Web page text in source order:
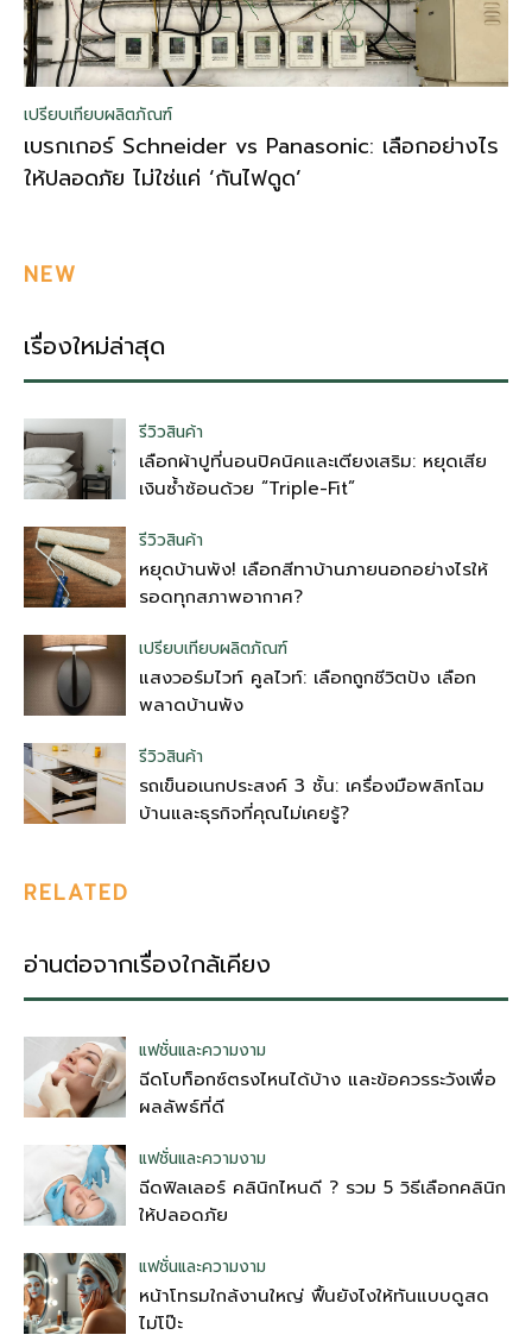
เปรียบเทียบผลิตภัณฑ์
เบรกเกอร์ Schneider vs Panasonic: เลือกอย่างไร
ให้ปลอดภัย ไม่ใช่แค่ ‘กันไฟดูด’
NEW
เรื่องใหม่ล่าสุด
รีวิวสินค้า
เลือกผ้าปูที่นอนปิคนิคและเตียงเสริม: หยุดเสีย
เงินซ้ำซ้อนด้วย “Triple-Fit”
รีวิวสินค้า
หยุดบ้านพัง! เลือกสีทาบ้านภายนอกอย่างไรให้
รอดทุกสภาพอากาศ?
เปรียบเทียบผลิตภัณฑ์
แสงวอร์มไวท์ คูลไวท์: เลือกถูกชีวิตปัง เลือก
พลาดบ้านพัง
รีวิวสินค้า
รถเข็นอเนกประสงค์ 3 ชั้น: เครื่องมือพลิกโฉม
บ้านและธุรกิจที่คุณไม่เคยรู้?
RELATED
อ่านต่อจากเรื่องใกล้เคียง
แฟชั่นและความงาม
ฉีดโบท็อกซ์ตรงไหนได้บ้าง และข้อควรระวังเพื่อ
ผลลัพธ์ที่ดี
แฟชั่นและความงาม
ฉีดฟิลเลอร์ คลินิกไหนดี ? รวม 5 วิธีเลือกคลินิก
ให้ปลอดภัย
แฟชั่นและความงาม
หน้าโทรมใกล้งานใหญ่ ฟื้นยังไงให้ทันแบบดูสด
ไม่โป๊ะ